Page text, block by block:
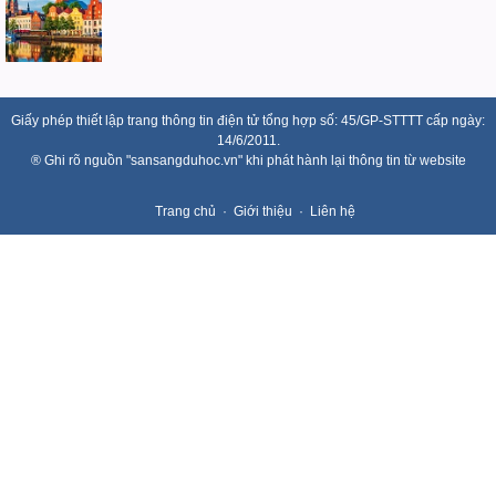
Giấy phép thiết lập trang thông tin điện tử tổng hợp số: 45/GP-STTTT cấp ngày:
14/6/2011.
® Ghi rõ nguồn "sansangduhoc.vn" khi phát hành lại thông tin từ website
Trang chủ Giới thiệu Liên hệ